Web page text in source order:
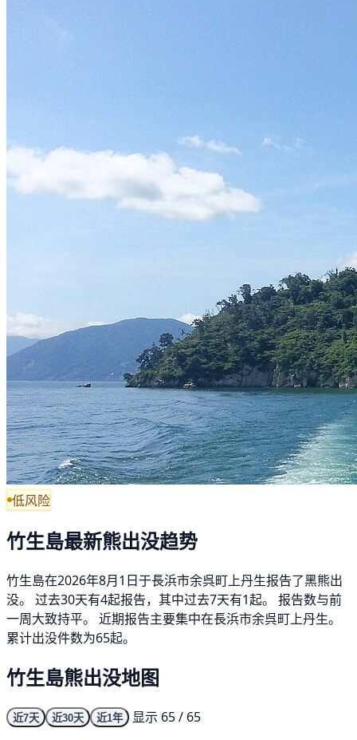
低风险
竹生島最新熊出没趋势
竹生島在2026年8月1日于長浜市余呉町上丹生报告了黑熊出
没。 过去30天有4起报告，其中过去7天有1起。 报告数与前
一周大致持平。 近期报告主要集中在長浜市余呉町上丹生。
累计出没件数为65起。
竹生島熊出没地图
近7天 近30天 近1年
显示 65 / 65